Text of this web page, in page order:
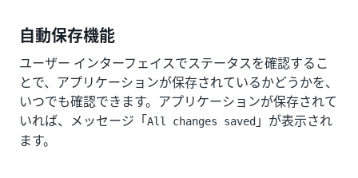
自動保存機能
ユーザー インターフェイスでステータスを確認するこ
とで、アプリケーションが保存されているかどうかを、
いつでも確認できます。アプリケーションが保存されて
いれば、メッセージ「All changes saved 」が表示され
ます。